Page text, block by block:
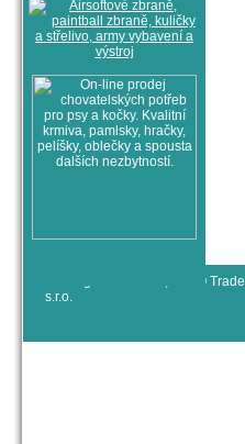
© All rights reserved, RYJO Trade
s.r.o.